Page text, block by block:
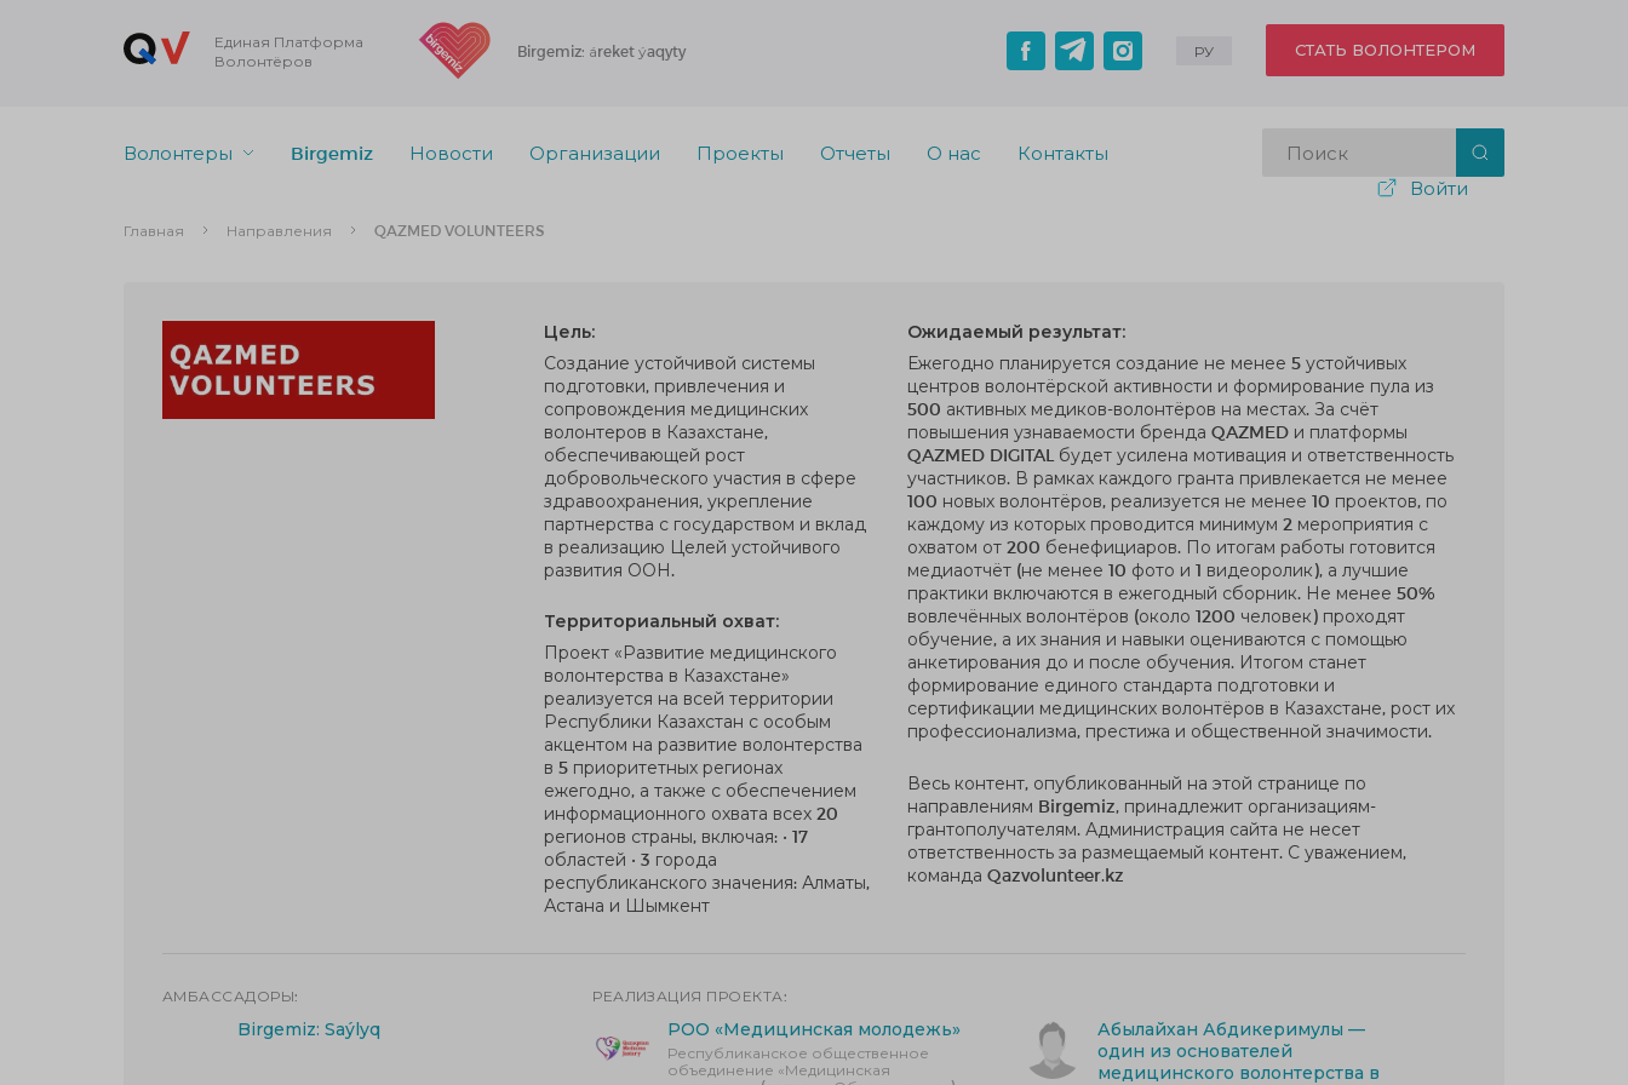
Единая Платформа
Волонтёров
Birgemiz: áreket ýaqyty РУ СТАТЬ ВОЛОНТЕРОМ
Волонтеры Birgemiz Новости Организации Проекты Отчеты О нас
Контакты
Войти
Главная Направления QAZMED VOLUNTEERS
Цель:
Создание устойчивой системы
подготовки, привлечения и
сопровождения медицинских
волонтеров в Казахстане,
обеспечивающей рост
добровольческого участия в сфере
здравоохранения, укрепление
партнерства с государством и вклад
в реализацию Целей устойчивого
развития ООН.
Территориальный охват:
Проект «Развитие медицинского
волонтерства в Казахстане»
реализуется на всей территории
Республики Казахстан с особым
акцентом на развитие волонтерства
в 5 приоритетных регионах
ежегодно, а также с обеспечением
информационного охвата всех 20
регионов страны, включая: • 17
областей • 3 города
республиканского значения: Алматы,
Астана и Шымкент
Ожидаемый результат:
Ежегодно планируется создание не менее 5 устойчивых
центров волонтёрской активности и формирование пула из
500 активных медиков-волонтёров на местах. За счёт
повышения узнаваемости бренда QAZMED и платформы
QAZMED DIGITAL будет усилена мотивация и ответственность
участников. В рамках каждого гранта привлекается не менее
100 новых волонтёров, реализуется не менее 10 проектов, по
каждому из которых проводится минимум 2 мероприятия с
охватом от 200 бенефициаров. По итогам работы готовится
медиаотчёт (не менее 10 фото и 1 видеоролик), а лучшие
практики включаются в ежегодный сборник. Не менее 50%
вовлечённых волонтёров (около 1200 человек) проходят
обучение, а их знания и навыки оцениваются с помощью
анкетирования до и после обучения. Итогом станет
формирование единого стандарта подготовки и
сертификации медицинских волонтёров в Казахстане, рост их
профессионализма, престижа и общественной значимости.
Весь контент, опубликованный на этой странице по
направлениям Birgemiz, принадлежит организациям-
грантополучателям. Администрация сайта не несет
ответственность за размещаемый контент. С уважением,
команда Qazvolunteer.kz
АМБАССАДОРЫ:
Birgemiz: Saýlyq
РЕАЛИЗАЦИЯ ПРОЕКТА:
РОО «Медицинская молодежь»
Республиканское общественное
объединение «Медицинская
Абылайхан Абдикеримулы —
один из основателей
медицинского волонтерства в